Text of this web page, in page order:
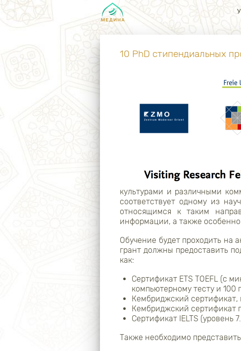
10 PhD стипендиальных
культурами и различными
соответствует одному из
относящимся к таким
информации, а также
Обучение будет проходить на
грант должны предоставить
как:
Сертификат ETS TOEFL (с
компьютерному тесту и 100
Кембриджский сертификат,
Кембриджский сертификат
Сертификат
Также необходимо